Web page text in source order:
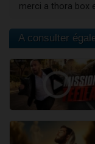
merci a thora box
A consulter